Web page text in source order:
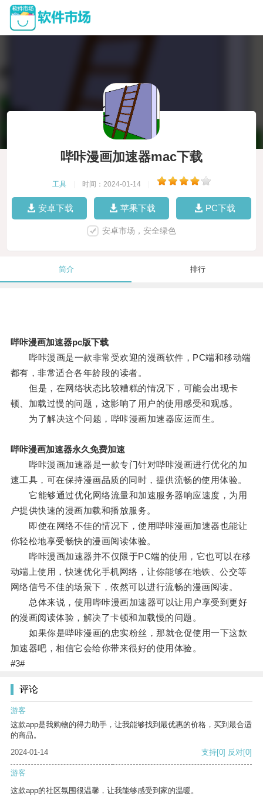
哔咔漫画加速器mac下载
工具 时间：2024-01-14
安卓下载 苹果下载 PC下载
安卓市场，安全绿色
简介 排行
哔咔漫画加速器pc版下载
哔咔漫画是一款非常受欢迎的漫画软件，PC端和移动端
都有，非常适合各年龄段的读者。
但是，在网络状态比较糟糕的情况下，可能会出现卡
顿、加载过慢的问题，这影响了用户的使用感受和观感。
为了解决这个问题，哔咔漫画加速器应运而生。
哔咔漫画加速器永久免费加速
哔咔漫画加速器是一款专门针对哔咔漫画进行优化的加
速工具，可在保持漫画品质的同时，提供流畅的使用体验。
它能够通过优化网络流量和加速服务器响应速度，为用
户提供快速的漫画加载和播放服务。
即使在网络不佳的情况下，使用哔咔漫画加速器也能让
你轻松地享受畅快的漫画阅读体验。
哔咔漫画加速器并不仅限于PC端的使用，它也可以在移
动端上使用，快速优化手机网络，让你能够在地铁、公交等
网络信号不佳的场景下，依然可以进行流畅的漫画阅读。
总体来说，使用哔咔漫画加速器可以让用户享受到更好
的漫画阅读体验，解决了卡顿和加载慢的问题。
如果你是哔咔漫画的忠实粉丝，那就仓促使用一下这款
加速器吧，相信它会给你带来很好的使用体验。
#3#
评论
游客
这款app是我购物的得力助手，让我能够找到最优惠的价格，买到最合适
的商品。
2024-01-14
支持[0] 反对[0]
游客
这款app的社区氛围很温馨，让我能够感受到家的温暖。